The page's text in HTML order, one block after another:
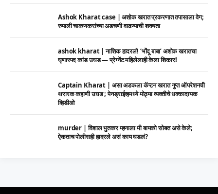
Ashok Kharat case | अशोक खरात प्रकरणात तपासाला वेग;
रुपाली चाकणकरांच्या अडचणी वाढण्याची शक्यता
ashok kharat | नाशिक हादरलं! ‘भोंदू बाबा’ अशोक खरातचा
घृणास्पद कांड उघड — प्रेग्नेंट महिलेलाही केला शिकार!
Captain Kharat | असा अडकला कॅप्टन खरात गुप्त ऑपरेशनची
थरारक कहाणी उघड ; पेनड्राईव्हमध्ये मोठ्या व्यक्तीचे धक्कादायक
व्हिडीओ
murder | विशाल भुतकर म्हणाला मी बायको सोबत असे केले;
ऐकताच पोलीसही हादरले असं काय घडलं?